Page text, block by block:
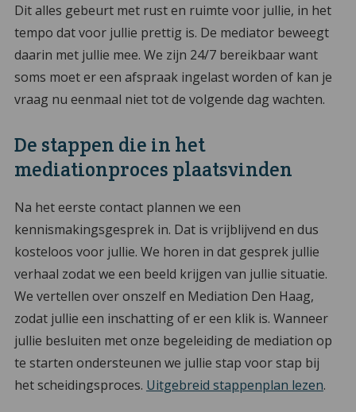
Dit alles gebeurt met rust en ruimte voor jullie, in het
tempo dat voor jullie prettig is. De mediator beweegt
daarin met jullie mee. We zijn 24/7 bereikbaar want
soms moet er een afspraak ingelast worden of kan je
vraag nu eenmaal niet tot de volgende dag wachten.
De stappen die in het
mediationproces plaatsvinden
Na het eerste contact plannen we een
kennismakingsgesprek in. Dat is vrijblijvend en dus
kosteloos voor jullie. We horen in dat gesprek jullie
verhaal zodat we een beeld krijgen van jullie situatie.
We vertellen over onszelf en Mediation Den Haag,
zodat jullie een inschatting of er een klik is. Wanneer
jullie besluiten met onze begeleiding de mediation op
te starten ondersteunen we jullie stap voor stap bij
het scheidingsproces. Uitgebreid stappenplan lezen.